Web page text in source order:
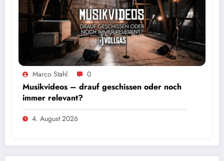
Marco Stahl 0
Musikvideos – drauf geschissen oder noch
immer relevant?
4. August 2026